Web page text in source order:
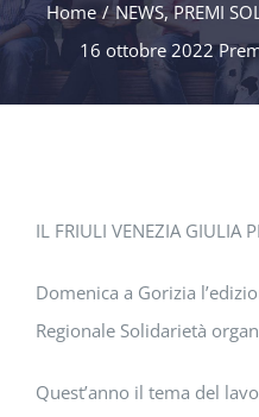
Home / NEWS,PREMI
16 ottobre 2022
IL FRIULI VENEZIA GIULIA
Domenica a Gorizia
Regionale Solidarietà
Quest’anno il tema del